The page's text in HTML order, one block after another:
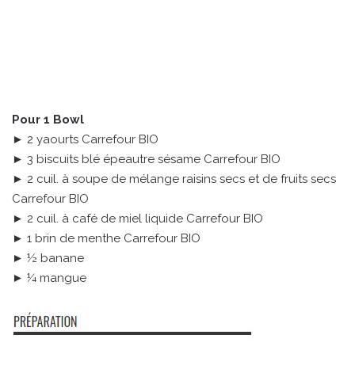
Pour 1 Bowl
► 2 yaourts Carrefour BIO
► 3 biscuits blé épeautre sésame Carrefour BIO
► 2 cuil. à soupe de mélange raisins secs et de fruits secs
Carrefour BIO
► 2 cuil. à café de miel liquide Carrefour BIO
► 1 brin de menthe Carrefour BIO
► ½ banane
► ¼ mangue